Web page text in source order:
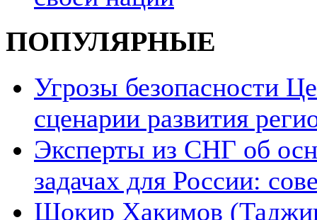
ПОПУЛЯРНЫЕ
Угрозы безопасности
сценарии развития
Эксперты из СНГ об
задачах для России:
Шокир Хакимов